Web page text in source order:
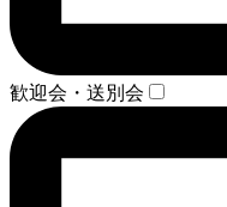
歓迎会・送別会